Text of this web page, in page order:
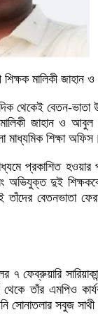
শিক্ষক মালিকী
থেকেই বেতন-
জাহান ও
মাধ্যমিক শিক্ষা
প্রকাশিত হওয়ার
অভিযুক্ত দুই
বেতনভাতা
ফেব্রুয়ারি
তাঁর এমপিও
সবুজ সাথী